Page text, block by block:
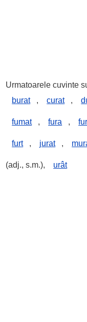
Urmatoarele cuvinte
burat
, curat ,
fumat , fura ,
furt , jurat ,
(adj., s.m.), urât